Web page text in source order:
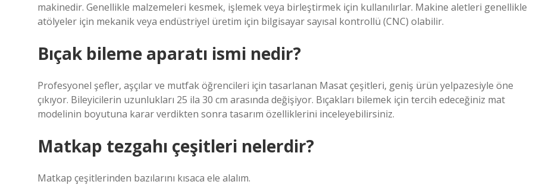
makinedir. Genellikle malzemeleri kesmek, işlemek veya birleştirmek için kullanılırlar. Makine aletleri genellikle
atölyeler için mekanik veya endüstriyel üretim için bilgisayar sayısal kontrollü (CNC) olabilir.
Bıçak bileme aparatı ismi nedir?
Profesyonel şefler, aşçılar ve mutfak öğrencileri için tasarlanan Masat çeşitleri, geniş ürün yelpazesiyle öne
çıkıyor. Bileyicilerin uzunlukları 25 ila 30 cm arasında değişiyor. Bıçakları bilemek için tercih edeceğiniz mat
modelinin boyutuna karar verdikten sonra tasarım özelliklerini inceleyebilirsiniz.
Matkap tezgahı çeşitleri nelerdir?
Matkap çeşitlerinden bazılarını kısaca ele alalım.